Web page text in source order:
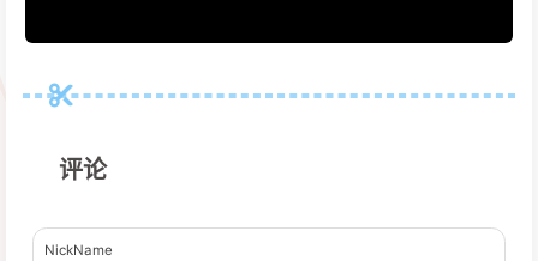
评论
NickName